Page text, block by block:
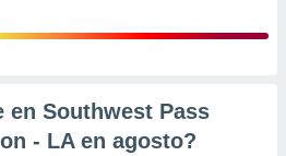
en Southwest Pass
- LA en agosto?